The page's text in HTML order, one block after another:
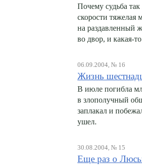
Почему судьба
скорости
на раздавленный
во двор, и какая-
06.09.2004, № 16
Жизнь
В июле погибла
в злополучный
заплакал и
ушел.
30.08.2004, № 15
Еще раз о